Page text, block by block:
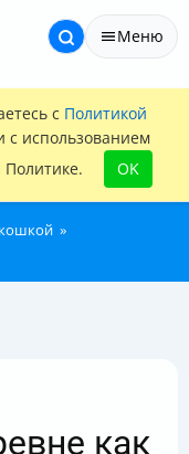
Меню
с Политикой
с использованием
OK
как